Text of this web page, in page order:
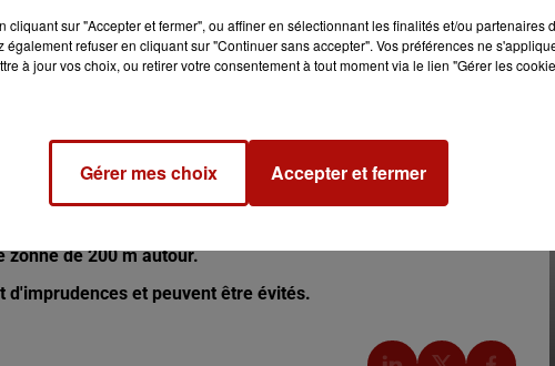
au niveau des cultures.
et évitez les activités pouvant entraîner des étincelles,
interdits, dans les bois, forêts, friches, prairies,
zonne de 200 m autour.
d'imprudences et peuvent être évités.
cliquant sur "Accepter et fermer", ou affiner en sélectionnant les finalités et/ou partenaires
également refuser en cliquant sur "Continuer sans accepter". Vos préférences ne
à jour vos choix, ou retirer votre consentement à tout moment via le lien "Gérer les
Gérer mes choix Accepter et fermer